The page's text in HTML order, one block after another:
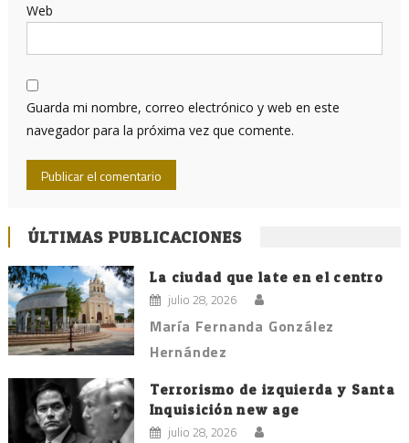
Web
Guarda mi nombre, correo electrónico y web en este
navegador para la próxima vez que comente.
ÚLTIMAS PUBLICACIONES
La ciudad que late en el centro
julio 28, 2026
María Fernanda González
Hernández
Terrorismo de izquierda y Santa
Inquisición new age
julio 28, 2026